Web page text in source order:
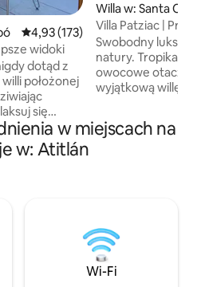
Średnia ocena: 4,93 na 5, liczba
4,93 (173)
widoki
dotąd z
położonej
się
przestrzeni
Dzięki
uroczego
jest to
się
Willa w: Santa
a
Villa Patziac |
wypoczynek
Swobodny luksus
natury.
owocowe
wyjątkową willę z
klify zanurzają
i otaczają
i podziwiania
Ciesz się
wydaniu.
w miejscach na
w: Atitlán
Wi-Fi